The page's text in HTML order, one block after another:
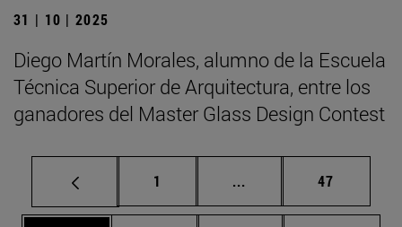
31 | 10 | 2025
Diego Martín Morales, alumno de la Escuela
Técnica Superior de Arquitectura, entre los
ganadores del Master Glass Design Contest
Página
1 ... Páginas intermedias
Página
47